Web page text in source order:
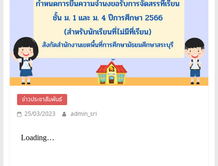
มัธยมศึกษา
สระบุรี
สพม.สระบุรี,สพม.สบ,สำนักงาน
เขต
พื้นที่
การ
มัธยมศึกษา
ข่าวประชาสัมพันธ์
25/03/2023
admin_sri